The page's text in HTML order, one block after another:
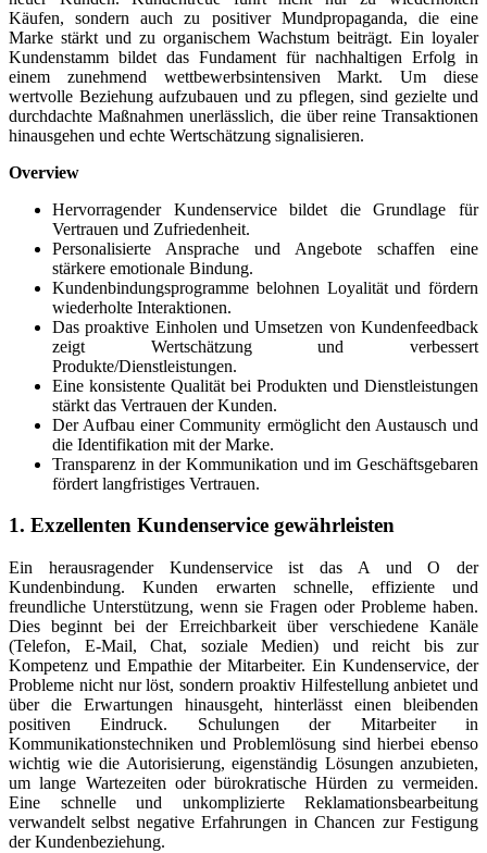
Käufen, sondern auch zu positiver Mundpropaganda, die eine
Marke stärkt und zu organischem Wachstum beiträgt. Ein loyaler
Kundenstamm bildet das Fundament für nachhaltigen Erfolg in
einem zunehmend wettbewerbsintensiven Markt. Um diese
wertvolle Beziehung aufzubauen und zu pflegen, sind gezielte und
durchdachte Maßnahmen unerlässlich, die über reine Transaktionen
hinausgehen und echte Wertschätzung signalisieren.
Overview
Hervorragender Kundenservice bildet die Grundlage für
Vertrauen und Zufriedenheit.
Personalisierte Ansprache und Angebote schaffen eine
stärkere emotionale Bindung.
Kundenbindungsprogramme belohnen Loyalität und fördern
wiederholte Interaktionen.
Das proaktive Einholen und Umsetzen von Kundenfeedback
zeigt Wertschätzung und verbessert
Produkte/Dienstleistungen.
Eine konsistente Qualität bei Produkten und Dienstleistungen
stärkt das Vertrauen der Kunden.
Der Aufbau einer Community ermöglicht den Austausch und
die Identifikation mit der Marke.
Transparenz in der Kommunikation und im Geschäftsgebaren
fördert langfristiges Vertrauen.
1. Exzellenten Kundenservice gewährleisten
Ein herausragender Kundenservice ist das A und O der
Kundenbindung. Kunden erwarten schnelle, effiziente und
freundliche Unterstützung, wenn sie Fragen oder Probleme haben.
Dies beginnt bei der Erreichbarkeit über verschiedene Kanäle
(Telefon, E-Mail, Chat, soziale Medien) und reicht bis zur
Kompetenz und Empathie der Mitarbeiter. Ein Kundenservice, der
Probleme nicht nur löst, sondern proaktiv Hilfestellung anbietet und
über die Erwartungen hinausgeht, hinterlässt einen bleibenden
positiven Eindruck. Schulungen der Mitarbeiter in
Kommunikationstechniken und Problemlösung sind hierbei ebenso
wichtig wie die Autorisierung, eigenständig Lösungen anzubieten,
um lange Wartezeiten oder bürokratische Hürden zu vermeiden.
Eine schnelle und unkomplizierte Reklamationsbearbeitung
verwandelt selbst negative Erfahrungen in Chancen zur Festigung
der Kundenbeziehung.